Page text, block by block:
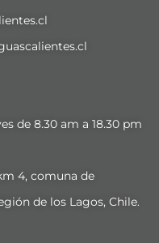
de 8.30 am a 18.30 pm
4, comuna de
de los Lagos, Chile.